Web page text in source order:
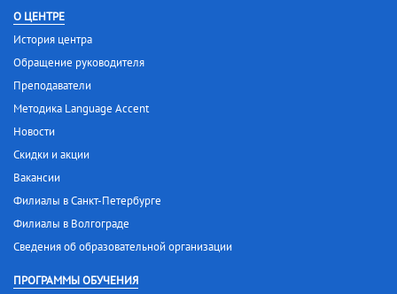
О ЦЕНТРЕ
История центра
Обращение руководителя
Преподаватели
Методика Language Accent
Новости
Скидки и акции
Вакансии
Филиалы в Санкт-Петербурге
Филиалы в Волгограде
Сведения об образовательной организации
ПРОГРАММЫ ОБУЧЕНИЯ